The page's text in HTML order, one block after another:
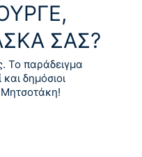
ΣΑΣ?
Το παράδειγμα
δημόσιοι
Μητσοτάκη!